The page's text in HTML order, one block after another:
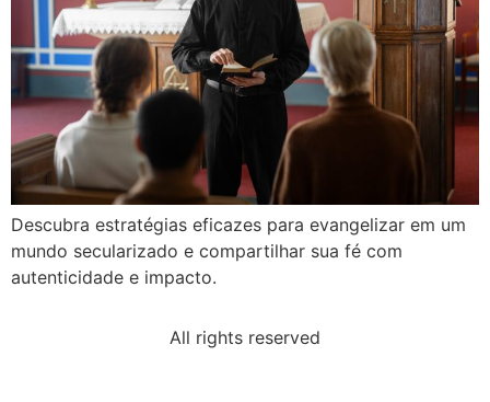
Descubra estratégias eficazes para evangelizar em um
mundo secularizado e compartilhar sua fé com
autenticidade e impacto.
All rights reserved